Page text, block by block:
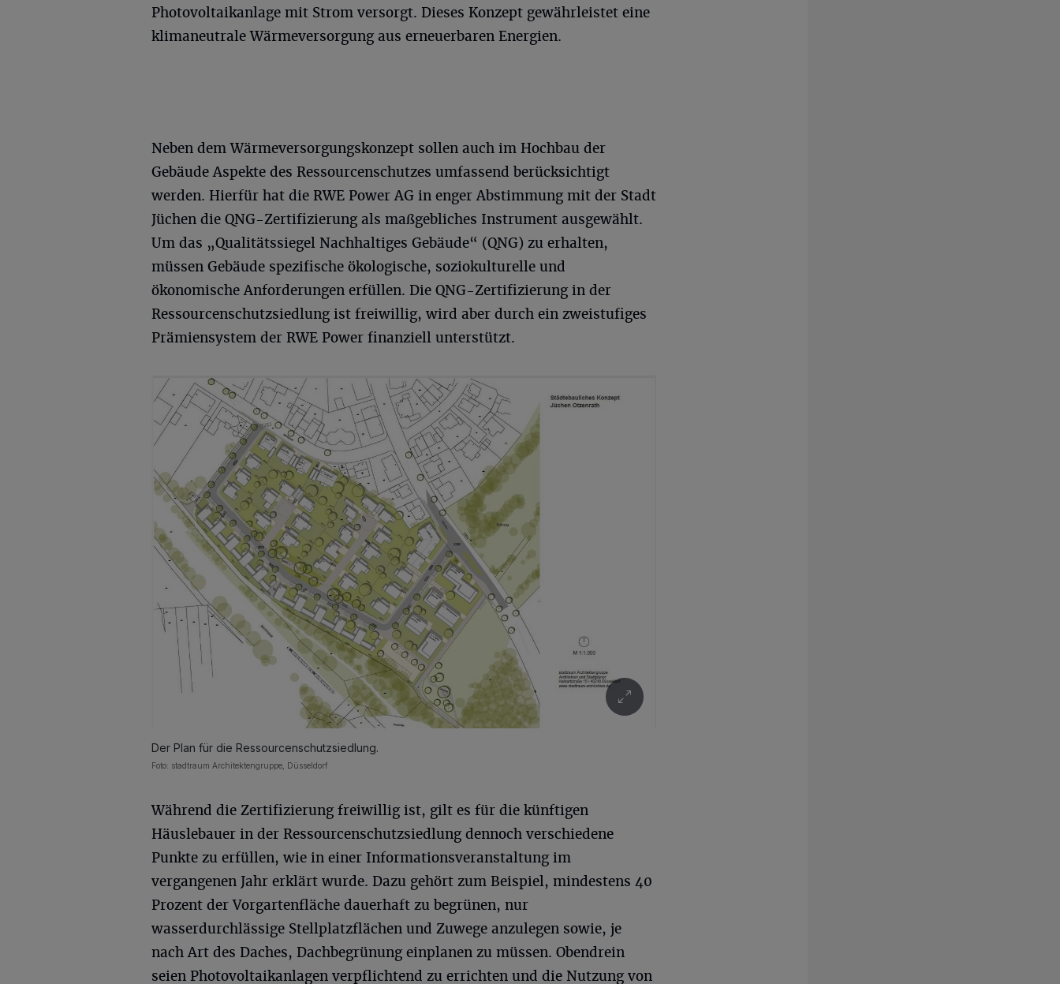
Photovoltaikanlage mit Strom versorgt. Dieses Konzept gewährleistet eine
klimaneutrale Wärmeversorgung aus erneuerbaren Energien.
Neben dem Wärmeversorgungskonzept sollen auch im Hochbau der
Gebäude Aspekte des Ressourcenschutzes umfassend berücksichtigt
werden. Hierfür hat die RWE Power AG in enger Abstimmung mit der Stadt
Jüchen die QNG-Zertifizierung als maßgebliches Instrument ausgewählt.
Um das „Qualitätssiegel Nachhaltiges Gebäude“ (QNG) zu erhalten,
müssen Gebäude spezifische ökologische, soziokulturelle und
ökonomische Anforderungen erfüllen. Die QNG-Zertifizierung in der
Ressourcenschutzsiedlung ist freiwillig, wird aber durch ein zweistufiges
Prämiensystem der RWE Power finanziell unterstützt.
Der Plan für die Ressourcenschutzsiedlung.
Foto: stadtraum Architektengruppe, Düsseldorf
Während die Zertifizierung freiwillig ist, gilt es für die künftigen
Häuslebauer in der Ressourcenschutzsiedlung dennoch verschiedene
Punkte zu erfüllen, wie in einer Informationsveranstaltung im
vergangenen Jahr erklärt wurde. Dazu gehört zum Beispiel, mindestens 40
Prozent der Vorgartenfläche dauerhaft zu begrünen, nur
wasserdurchlässige Stellplatzflächen und Zuwege anzulegen sowie, je
nach Art des Daches, Dachbegrünung einplanen zu müssen. Obendrein
seien Photovoltaikanlagen verpflichtend zu errichten und die Nutzung von